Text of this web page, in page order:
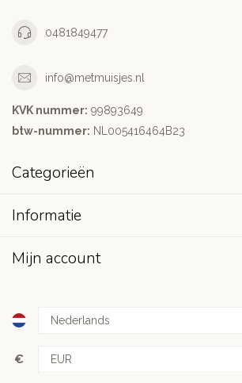
0481849477
info@metmuisjes.nl
KVK nummer: 99893649
btw-nummer: NL005416464B23
Categorieën
Informatie
Mijn account
€